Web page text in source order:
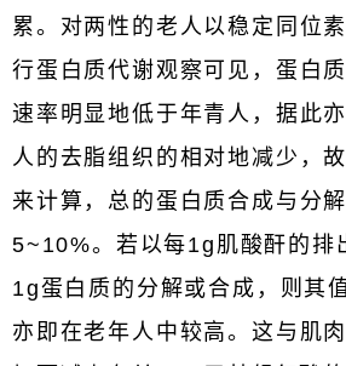
累。对两性的老人以稳定同位
行蛋白质代谢观察可见，蛋白
速率明显地低于年青人，据此
人的去脂组织的相对地减少，
来计算，总的蛋白质合成与分
5~10%。若以每1g肌酸酐的排
1g蛋白质的分解或合成，则其
亦即在老年人中较高。这与肌